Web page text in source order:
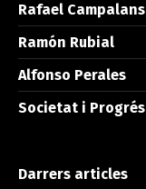
Rafael Campalans
Ramón Rubial
Alfonso Perales
Societat i Progrés
Darrers articles